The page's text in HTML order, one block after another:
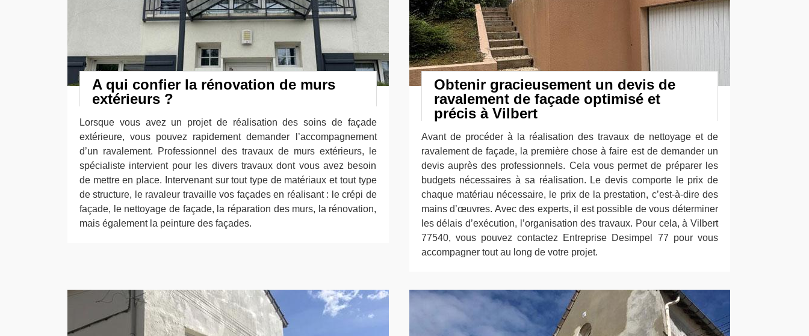
A qui confier la rénovation de murs
extérieurs ?
Lorsque vous avez un projet de réalisation des soins de façade
extérieure, vous pouvez rapidement demander l’accompagnement
d’un ravalement. Professionnel des travaux de murs extérieurs, le
spécialiste intervient pour les divers travaux dont vous avez besoin
de mettre en place. Intervenant sur tout type de matériaux et tout type
de structure, le ravaleur travaille vos façades en réalisant : le crépi de
façade, le nettoyage de façade, la réparation des murs, la rénovation,
mais également la peinture des façades.
Obtenir gracieusement un devis de
ravalement de façade optimisé et
précis à Vilbert
Avant de procéder à la réalisation des travaux de nettoyage et de
ravalement de façade, la première chose à faire est de demander un
devis auprès des professionnels. Cela vous permet de préparer les
budgets nécessaires à sa réalisation. Le devis comporte le prix de
chaque matériau nécessaire, le prix de la prestation, c’est-à-dire des
mains d’œuvres. Avec des experts, il est possible de vous déterminer
les délais d’exécution, l’organisation des travaux. Pour cela, à Vilbert
77540, vous pouvez contactez Entreprise Desimpel 77 pour vous
accompagner tout au long de votre projet.